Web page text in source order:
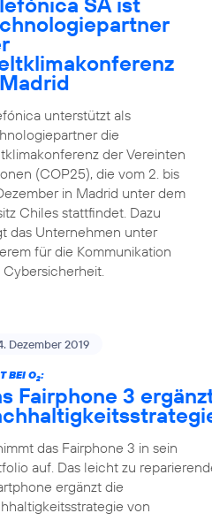
unterstützt als
die
der Vereinten
(COP25), die vom 2. bis
in Madrid unter dem
Chiles stattfindet. Dazu
das Unternehmen unter
für die Kommunikation
Cybersicherheit.
Dezember 2019
BEI O2:
Fairphone 3
das Fairphone 3 in sein
auf. Das leicht zu
ergänzt die
von